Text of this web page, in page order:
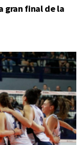
gran final de la